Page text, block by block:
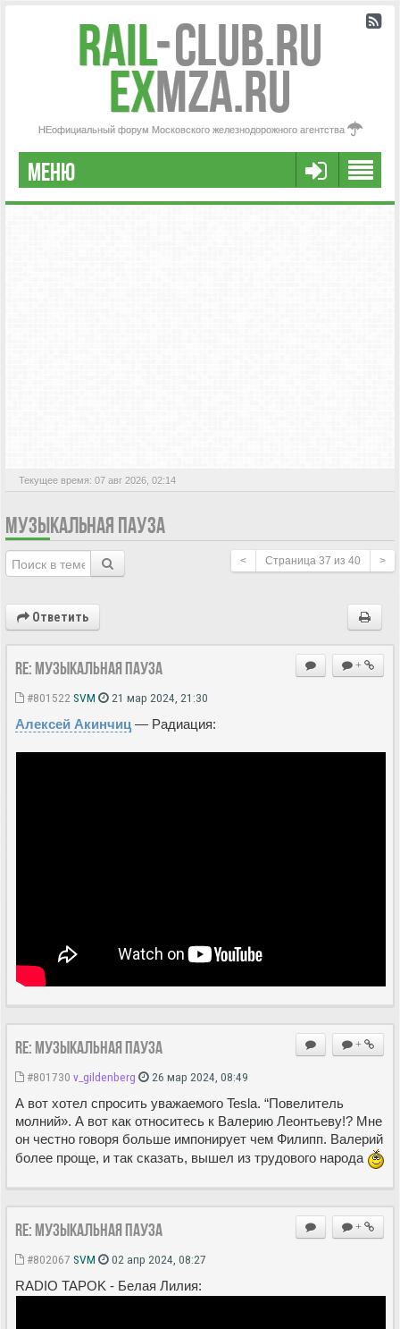
Rail-Club.RU
exMZA.RU
НЕофициальный форум Московского железнодорожного агентства
МЕНЮ
РЕГИСТРАЦИЯ
Текущее время: 07 авг 2026, 02:14
МУЗЫКАЛЬНАЯ ПАУЗА
< Страница 37 из 40 >
Ответить
+
Re: Музыкальная пауза
#801522 SVM 21 мар 2024, 21:30
Алексей Акинчиц — Радиация:
+
Re: Музыкальная пауза
#801730 v_gildenberg 26 мар 2024, 08:49
А вот хотел спросить уважаемого Tesla. “Повелитель
молний». А вот как относитесь к Валерию Леонтьеву!? Мне
он честно говоря больше импонирует чем Филипп. Валерий
более проще, и так сказать, вышел из трудового народа
+
Re: Музыкальная пауза
#802067 SVM 02 апр 2024, 08:27
RADIO TAPOK - Белая Лилия: